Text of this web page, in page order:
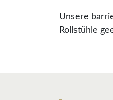
Unsere
Rollstühle